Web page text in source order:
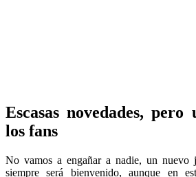
Escasas novedades,
los fans
No vamos a engañar a nadie, un nuevo
siempre será bienvenido, aunque en